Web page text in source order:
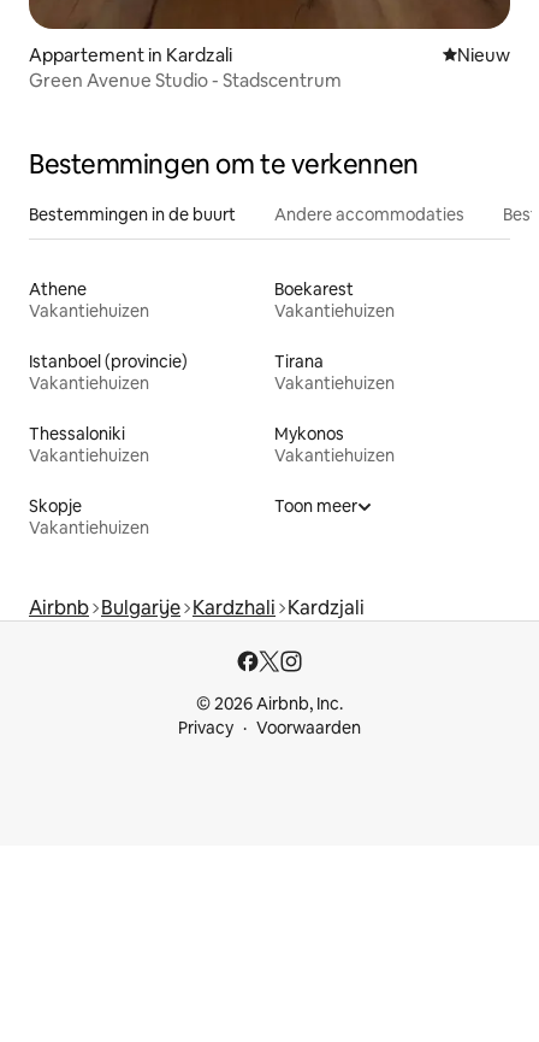
Appartement in Kardzali Nieuwe
Nieuw
Green Avenue Studio - Stadscentrum
Bestemmingen om te verkennen
Bestemmingen in de buurt Andere accommodaties
Athene
Vakantiehuizen
Boekarest
Vakantiehuizen
Istanboel (provincie)
Vakantiehuizen
Tirana
Vakantiehuizen
Thessaloniki
Vakantiehuizen
Mykonos
Vakantiehuizen
Skopje
Vakantiehuizen
Toon meer
Airbnb Bulgarije Kardzhali Kardzjali
© 2026 Airbnb, Inc.
Privacy
Voorwaarden